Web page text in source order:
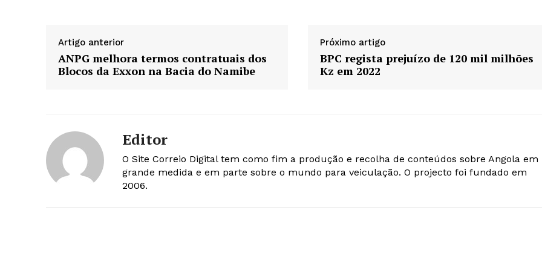
Artigo anterior
ANPG melhora termos contratuais dos
Blocos da Exxon na Bacia do Namibe
Próximo artigo
BPC regista prejuízo de 120 mil milhões
Kz em 2022
Editor
O Site Correio Digital tem como fim a produção e recolha de conteúdos sobre Angola em
grande medida e em parte sobre o mundo para veiculação. O projecto foi fundado em
2006.